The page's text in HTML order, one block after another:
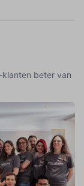
klanten beter van